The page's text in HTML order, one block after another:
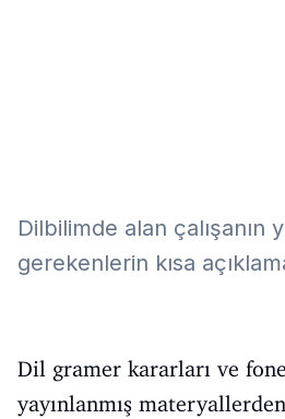
Dilbilimde alan çalışanın
gerekenlerin kısa
Dil gramer kararları ve
yayınlanmış materyallerden